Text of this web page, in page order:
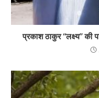
प्रकाश ठाकुर “लक्ष्य” की